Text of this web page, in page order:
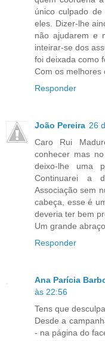
único culpado
eles. Dizer-lhe
não ajudarem e
inteirar-se dos
foi deixada como
Com os melhores
Responder
João Pereira 26
Caro Rui
conhecer mas
deixo-lhe uma
Continuarei a
Associação sem
cabeça, esse é
deveria ter bem
Um grande
Responder
Ana Parícia
às 22:56
Tens que
Desde a
- na página do